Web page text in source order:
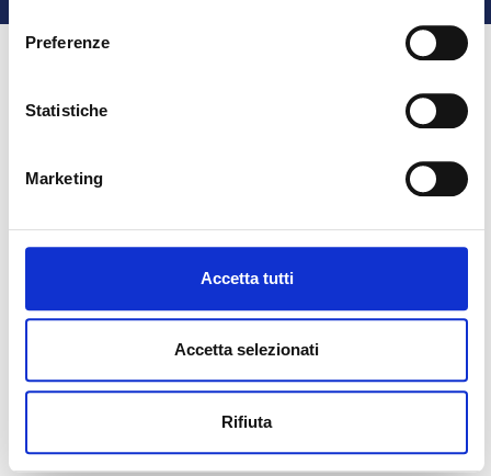
Preferenze
Statistiche
Marketing
Accetta tutti
Accetta selezionati
Rifiuta